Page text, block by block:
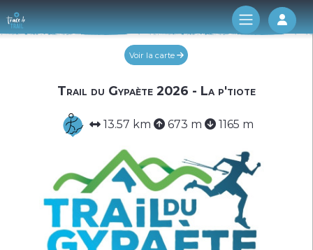
Log
Voir la carte
Trail du Gypaète 2026 - La p'tiote
13.57 km 673 m 1165 m